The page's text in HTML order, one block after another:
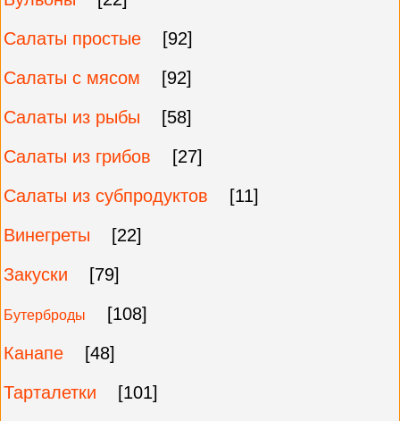
Салаты простые
[92]
Салаты с мясом
[92]
Салаты из рыбы
[58]
Салаты из грибов
[27]
Салаты из субпродуктов
[11]
Винегреты
[22]
Закуски
[79]
Бутерброды
[108]
Канапе
[48]
Тарталетки
[101]